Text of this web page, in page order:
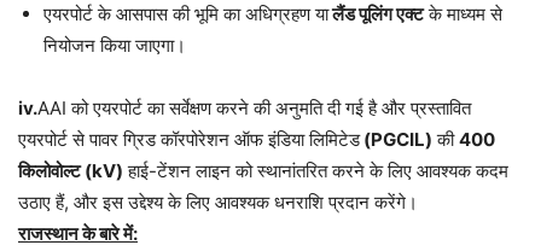
एयरपोर्ट के आसपास की भूमि का अधिग्रहण यालैंड पूलिंग एक्टके माध्यम से
नियोजन किया जाएगा।
iv.AAI को एयरपोर्ट का सर्वेक्षण करने की अनुमति दी गई है और प्रस्तावित
एयरपोर्ट से पावर ग्रिड कॉरपोरेशन ऑफ इंडिया लिमिटेड(PGCIL) की400
किलोवोल्ट (kV) हाई-टेंशन लाइन को स्थानांतरित करने के लिए आवश्यक कदम
उठाए हैं, और इस उद्देश्य के लिए आवश्यक धनराशि प्रदान करेंगे।
राजस्थान के बारे में: